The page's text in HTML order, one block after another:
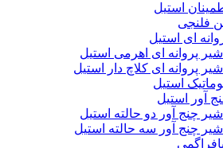
استیل
فلنجی
ای استیل
شیر پروانه ای اهرمی استیل
شیر پروانه ای کلاچ دار استیل
استیل
آور استیل
شیر چنج آور دو حالته استیل
شیر چنج آور سه حالته استیل